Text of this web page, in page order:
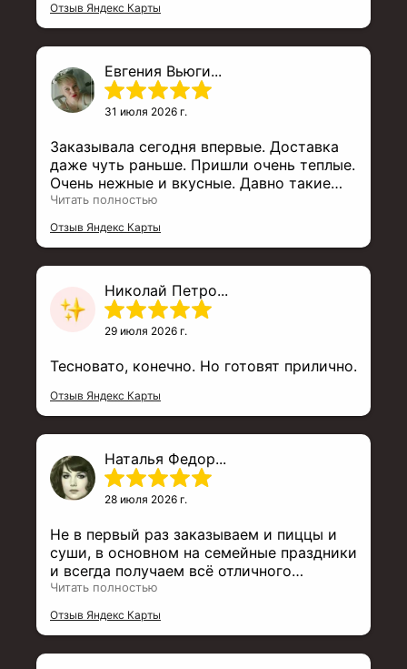
Отзыв Яндекс Карты
Евгения Вьюги...
31 июля 2026 г.
Заказывала сегодня впервые. Доставка
даже чуть раньше. Пришли очень теплые.
Очень нежные и вкусные. Давно такие
суши не ела. Теперь только к вам, не
теряйте сервис. Спасибо огромное
повару и персоналу.
Читать полностью
Отзыв Яндекс Карты
Николай Петро...
29 июля 2026 г.
Тесновато, конечно. Но готовят прилично.
Отзыв Яндекс Карты
Наталья Федор...
28 июля 2026 г.
Не в первый раз заказываем и пиццы и
суши, в основном на семейные праздники
и всегда получаем всё отличного
качества, вовремя, всё свежее, пиццы
горячие, роллы свежие - прекрасный
ассортимент, доброкачественные
Читать полностью
Отзыв Яндекс Карты